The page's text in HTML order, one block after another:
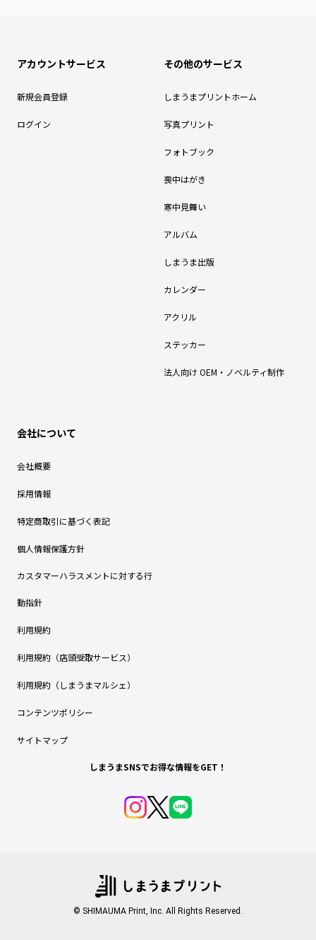
アカウントサービス
新規会員登録
ログイン
その他のサービス
しまうまプリントホーム
写真プリント
フォトブック
喪中はがき
寒中見舞い
アルバム
しまうま出版
カレンダー
アクリル
ステッカー
法人向け OEM・ノベルティ制作
会社について
会社概要
採用情報
特定商取引に基づく表記
個人情報保護方針
カスタマーハラスメントに対する行
動指針
利用規約
利用規約（店頭受取サービス）
利用規約（しまうまマルシェ）
コンテンツポリシー
サイトマップ
しまうまSNSでお得な情報をGET！
© SHIMAUMA Print, Inc. All Rights Reserved.